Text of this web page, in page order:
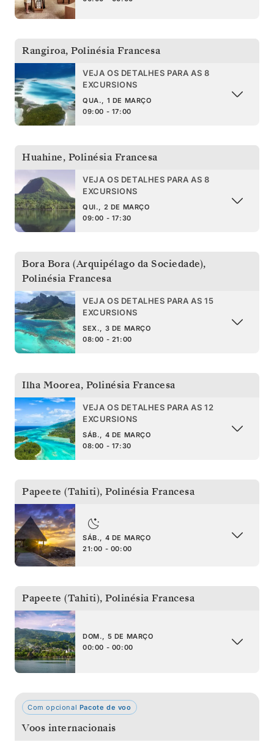
Rangiroa, Polinésia Francesa
VEJA OS DETALHES PARA AS 8
EXCURSIONS
QUA., 1 DE MARÇO
09:00 - 17:00
Huahine, Polinésia Francesa
VEJA OS DETALHES PARA AS 8
EXCURSIONS
QUI., 2 DE MARÇO
09:00 - 17:30
Bora Bora (Arquipélago da Sociedade),
Polinésia Francesa
VEJA OS DETALHES PARA AS 15
EXCURSIONS
SEX., 3 DE MARÇO
08:00 - 21:00
Ilha Moorea, Polinésia Francesa
VEJA OS DETALHES PARA AS 12
EXCURSIONS
SÁB., 4 DE MARÇO
08:00 - 17:30
Papeete (Tahiti), Polinésia Francesa
SÁB., 4 DE MARÇO
21:00 - 00:00
Papeete (Tahiti), Polinésia Francesa
DOM., 5 DE MARÇO
00:00 - 00:00
Com opcional Pacote de voo
Voos internacionais